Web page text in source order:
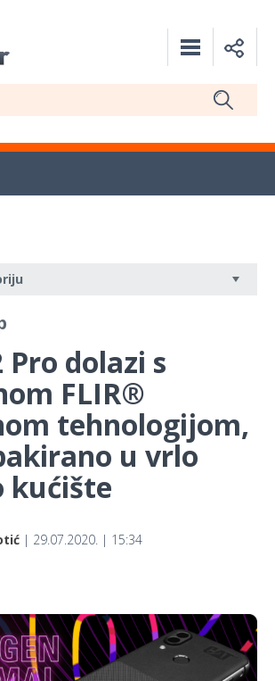
Pro dolazi s
FLIR®
tehnologijom,
u vrlo
kućište
| 29.07.2020. | 15:34